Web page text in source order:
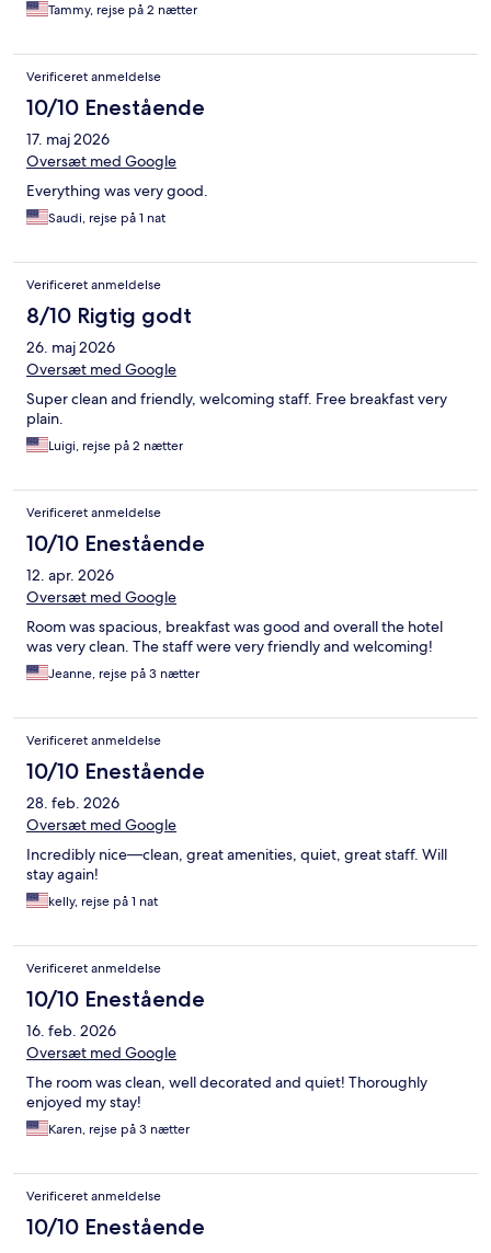
Tammy, rejse på 2 nætter
Verificeret anmeldelse
10/10 Enestående
17. maj 2026
Oversæt med Google
Everything was very good.
Saudi, rejse på 1 nat
Verificeret anmeldelse
8/10 Rigtig godt
26. maj 2026
Oversæt med Google
Super clean and friendly, welcoming staff. Free breakfast very
plain.
Luigi, rejse på 2 nætter
Verificeret anmeldelse
10/10 Enestående
12. apr. 2026
Oversæt med Google
Room was spacious, breakfast was good and overall the hotel
was very clean. The staff were very friendly and welcoming!
Jeanne, rejse på 3 nætter
Verificeret anmeldelse
10/10 Enestående
28. feb. 2026
Oversæt med Google
Incredibly nice—clean, great amenities, quiet, great staff. Will
stay again!
kelly, rejse på 1 nat
Verificeret anmeldelse
10/10 Enestående
16. feb. 2026
Oversæt med Google
The room was clean, well decorated and quiet! Thoroughly
enjoyed my stay!
Karen, rejse på 3 nætter
Verificeret anmeldelse
10/10 Enestående